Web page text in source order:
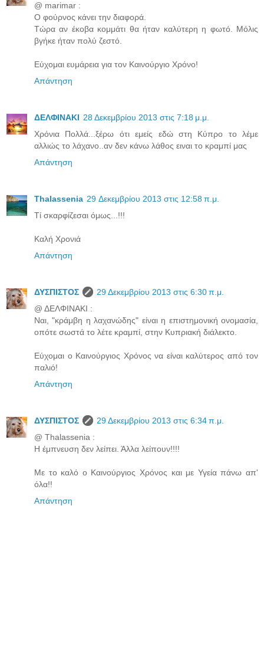
@ marimar :
Ο φούρνος κάνει την διαφορά.
Τώρα αν έκοβα κομμάτι θα ήταν καλύτερη η φωτό. Μόλις
βγήκε ήταν πολύ ζεστό.
Εύχομαι ευμάρεια για τον Καινούργιο Χρόνο!
Απάντηση
ΔΕΛΦΙΝΑΚΙ 28 Δεκεμβρίου 2013 στις 7:18 μ.μ.
Χρόνια Πολλά...ξέρω ότι εμείς εδώ στη Κύπρο το λέμε
αλλιώς το λάχανο..αν δεν κάνω λάθος ειναι το κραμπί μας
Απάντηση
Thalassenia 29 Δεκεμβρίου 2013 στις 12:58 π.μ.
Τί σκαρφίζεσαι όμως...!!!
Καλή Χρονιά
Απάντηση
ΔΥΣΠΙΣΤΟΣ
29 Δεκεμβρίου 2013 στις 6:30 π.μ.
@ ΔΕΛΦΙΝΑΚΙ :
Ναι, "κράμβη η λαχανώδης" είναι η επιστημονική ονομασία,
οπότε σωστά το λέτε κραμπί, στην Κυπριακή διάλεκτο.
Εύχομαι ο Καινούργιος Χρόνος να είναι καλύτερος από τον
παλιό!
Απάντηση
ΔΥΣΠΙΣΤΟΣ
29 Δεκεμβρίου 2013 στις 6:34 π.μ.
@ Thalassenia :
Η έμπνευση δεν λείπει. Άλλα λείπουν!!!!
Με το καλό ο Καινούργιος Χρόνος και με Υγεία πάνω απ'
όλα!!
Απάντηση